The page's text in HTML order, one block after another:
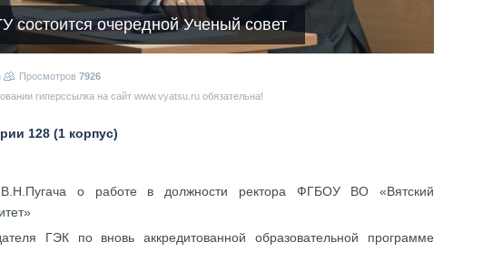
состоится очередной Ученый совет
Просмотров 7926
гиперссылка на сайт www.vyatsu.ru обязательна!
128 (1 корпус)
о работе в должности ректора ФГБОУ ВО «Вятский
ГЭК по вновь аккредитованной образовательной программе